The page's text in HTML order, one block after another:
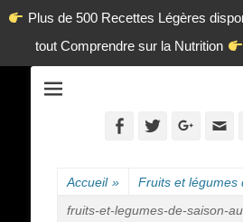
Plus de 500 Recettes Légères
tout Comprendre sur la Nutrition
Facebook
Twitter
Accueil » Fruits et légumes
fruits-et-legumes-de-saison-